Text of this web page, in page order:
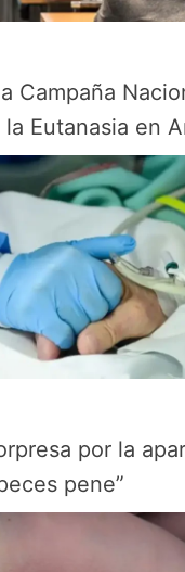
Campaña
Eutanasia en
por la
pene”